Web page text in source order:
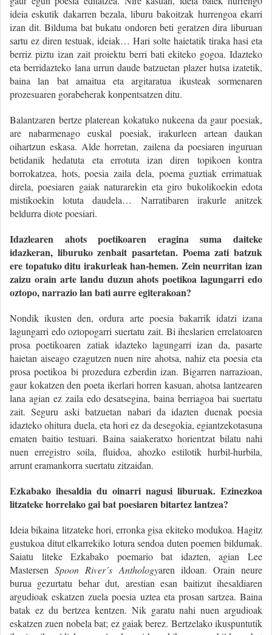
ideia eskutik dakarren bezala, liburu bakoitzak hurrengoa ekarri
izan dit. Bilduma bat bukatu ondoren beti geratzen dira liburuan
sartu ez diren testuak, ideiak… Hari solte haietatik tiraka hasi eta
berriz piztu izan zait proiektu berri bati ekiteko gogoa. Idazteko
eta berridazteko lana urrun daude batzuetan plazer hutsa izatetik,
baina lan bat amaitua eta argitaratua ikusteak sormenaren
prozesuaren gorabeherak konpentsatzen ditu.
Balantzaren bertze platerean kokatuko nukeena da gaur poesiak,
are nabarmenago euskal poesiak, irakurleen artean daukan
oihartzun eskasa. Alde horretan, zailena da poesiaren inguruan
betidanik hedatuta eta errotuta izan diren topikoen kontra
borrokatzea, hots, poesia zaila dela, poema guztiak errimatuak
direla, poesiaren gaiak naturarekin eta giro bukolikoekin edota
mistikoekin lotuta daudela… Narratibaren irakurle anitzek
beldurra diote poesiari.
Idazlearen ahots poetikoaren eragina suma daiteke
idazkeran, liburuko zenbait pasartetan. Poema zati batzuk
ere topatuko ditu irakurleak han-hemen. Zein neurritan izan
zaizu orain arte landu duzun ahots poetikoa lagungarri edo
oztopo, narrazio lan bati aurre egiterakoan?
Nondik ikusten den, ordura arte poesia bakarrik idatzi izana
lagungarri edo oztopogarri suertatu zait. Bi iheslarien errelatoaren
prosa poetikoaren zatiak idazteko lagungarri izan da, pasarte
haietan aiseago ezagutzen nuen nire ahotsa, nahiz eta poesia eta
prosa poetikoa bi prozedura ezberdin izan. Bigarren narrazioan,
gaur kokatzen den poeta ikerlari horren kasuan, ahotsa lantzearen
lana agian ez zaila edo desatsegina, baina berriagoa bai suertatu
zait. Seguru aski batzuetan nabari da idazten duenak poesia
idazteko ohitura duela, eta hori ez da desegokia, egiantzekotasuna
ematen baitio testuari. Baina saiakeratxo horientzat bilatu nahi
nuen erregistro soila, fluidoa, ahozko estilotik hurbil-hurbila,
arrunt eramankorra suertatu zitzaidan.
Ezkabako ihesaldia du oinarri nagusi liburuak. Ezinezkoa
litzateke horrelako gai bat poesiaren bitartez lantzea?
Ideia bikaina litzateke hori, erronka gisa ekiteko modukoa. Hagitz
gustukoa ditut elkarrekiko lotura sendoa duten poemen bildumak.
Saiatu liteke Ezkabako poemario bat idazten, agian Lee
MastersenSpoon River´s Anthologyaren ildoan. Orain neure
burua gezurtatu behar dut, arestian esan baitizut ihesaldiaren
argudioak eskatzen zuela poesia uztea eta prosan sartzea. Baina
batak ez du bertzea kentzen. Nik garatu nahi nuen argudioak
eskatzen zuen nobela bat; ez gaiak berez. Bertzelako ikuspuntutik